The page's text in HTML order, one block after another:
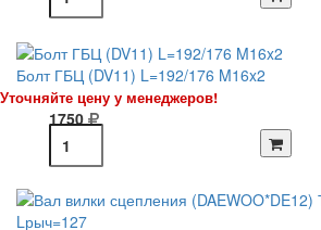
Болт ГБЦ (DV11) L=192/176 M16x2
Уточняйте цену у менеджеров!
1750